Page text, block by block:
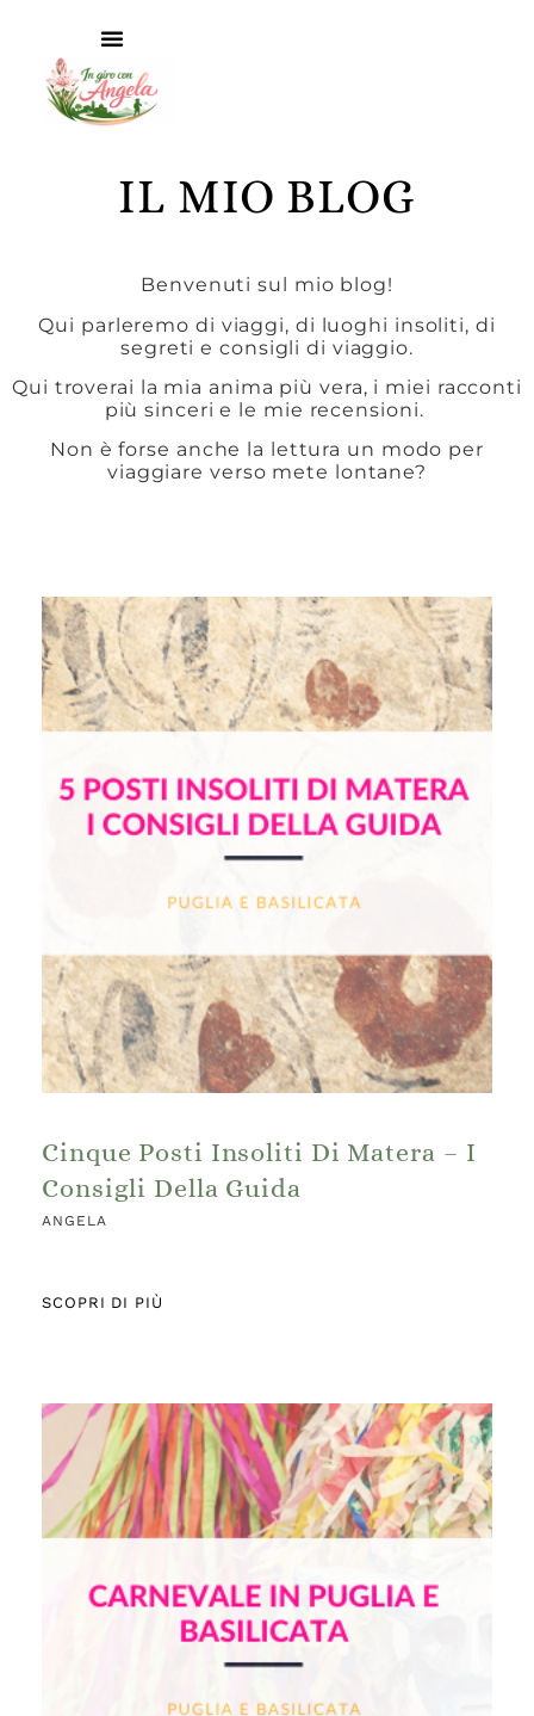
IL MIO BLOG
Benvenuti sul mio blog!
Qui parleremo di viaggi, di luoghi insoliti, di
segreti e consigli di viaggio.
Qui troverai la mia anima più vera, i miei racconti
più sinceri e le mie recensioni.
Non è forse anche la lettura un modo per
viaggiare verso mete lontane?
Cinque Posti Insoliti Di Matera – I
Consigli Della Guida
ANGELA
SCOPRI DI PIÙ